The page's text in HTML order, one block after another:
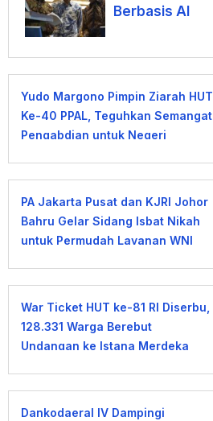
Berbasis AI
Yudo Margono Pimpin Ziarah HUT
Ke-40 PPAL, Teguhkan Semangat
Pengabdian untuk Negeri
PA Jakarta Pusat dan KJRI Johor
Bahru Gelar Sidang Isbat Nikah
untuk Permudah Layanan WNI
War Ticket HUT ke-81 RI Diserbu,
128.331 Warga Berebut
Undangan ke Istana Merdeka
Dankodaeral IV Dampingi